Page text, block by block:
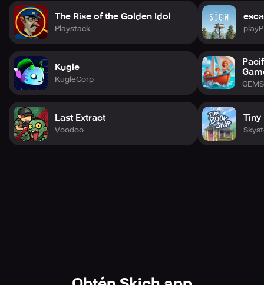
The Rise of the Golden Idol
Playstack
Kugle
KugleCorp
Last Extract
Voodoo
Tiny